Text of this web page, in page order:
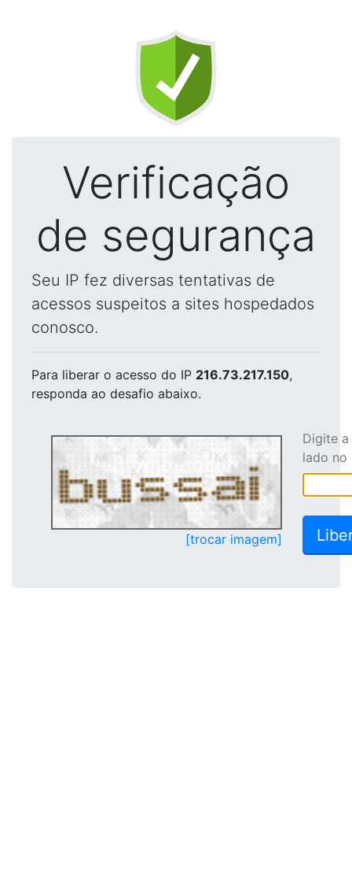
Verificação
de segurança
Seu IP fez diversas tentativas de
acessos suspeitos a sites hospedados
conosco.
Para liberar o acesso do IP 216.73.217.150,
responda ao desafio abaixo.
[trocar imagem]
Digite
lado no